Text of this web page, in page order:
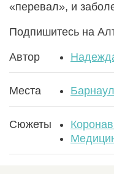
«перевал», и
Подпишитесь на
Автор
Места Барнаул
Сюжеты